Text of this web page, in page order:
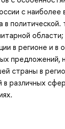
с
в политической.
в регионе и в
предложений,
страны в
в различных